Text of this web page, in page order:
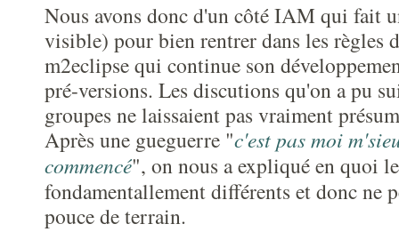
Nous avons donc d'un côté IAM qui fait
visible) pour bien rentrer dans les règles
m2eclipse qui continue son
pré-versions. Les discutions qu'on a pu
groupes ne laissaient pas vraiment
Après une gueguerre "c'est pas moi
commencé", on nous a expliqué en quoi
fondamentallement différents et donc ne
pouce de terrain.